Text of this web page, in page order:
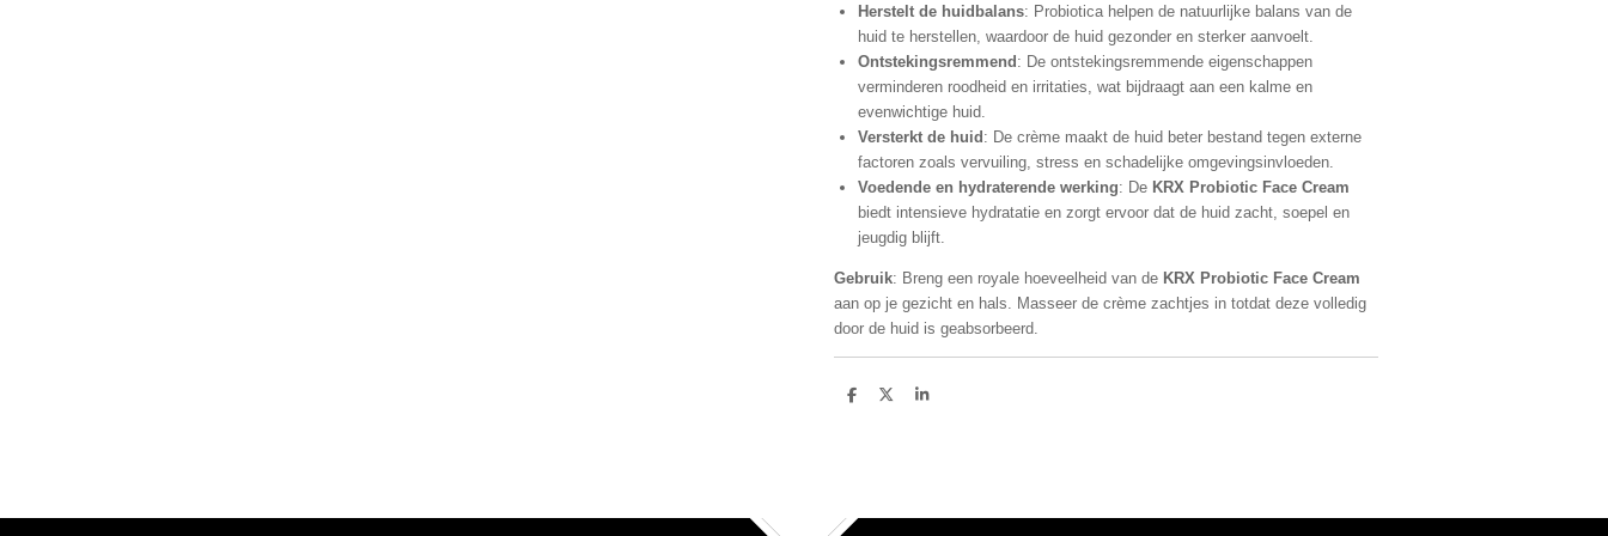
Herstelt de huidbalans: Probiotica helpen de natuurlijke balans van de
huid te herstellen, waardoor de huid gezonder en sterker aanvoelt.
Ontstekingsremmend: De ontstekingsremmende eigenschappen
verminderen roodheid en irritaties, wat bijdraagt aan een kalme en
evenwichtige huid.
Versterkt de huid: De crème maakt de huid beter bestand tegen externe
factoren zoals vervuiling, stress en schadelijke omgevingsinvloeden.
Voedende en hydraterende werking: De KRX Probiotic Face Cream
biedt intensieve hydratatie en zorgt ervoor dat de huid zacht, soepel en
jeugdig blijft.
Gebruik: Breng een royale hoeveelheid van de KRX Probiotic Face Cream
aan op je gezicht en hals. Masseer de crème zachtjes in totdat deze volledig
door de huid is geabsorbeerd.
D
D
S